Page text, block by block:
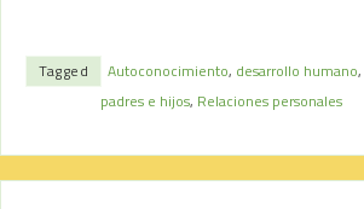
Tagged Autoconocimiento, desarrollo humano
padres e hijos, Relaciones personales